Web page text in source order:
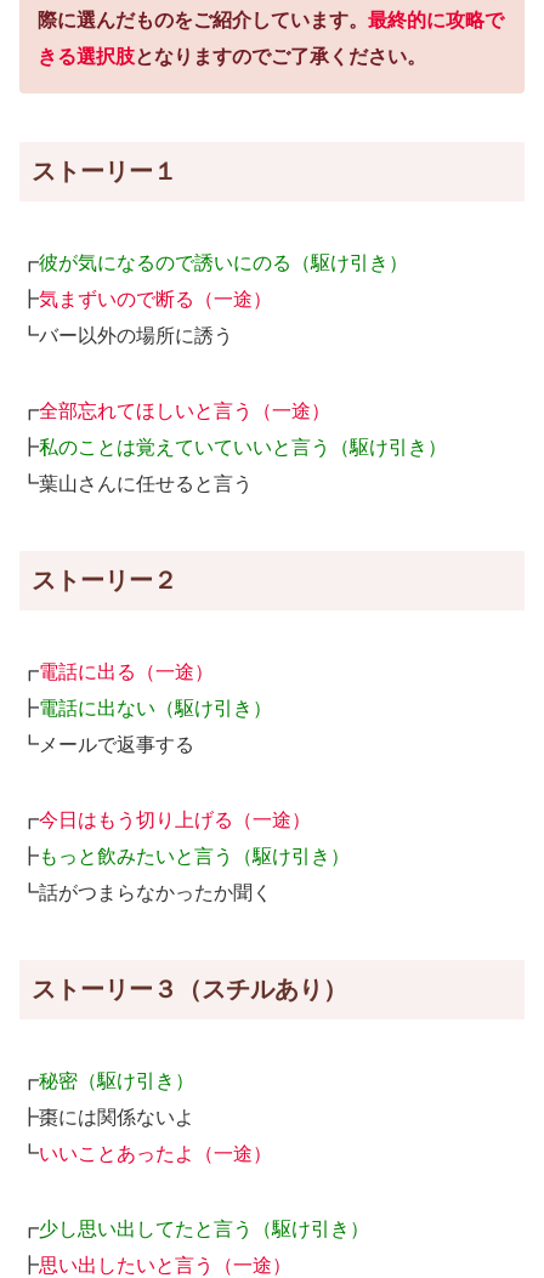
際に選んだものをご紹介しています。 最終的に攻略で
きる選択肢となりますのでご了承ください。
ストーリー１
┏彼が気になるので誘いにのる（駆け引き）
┣気まずいので断る（一途）
┗バー以外の場所に誘う
┏全部忘れてほしいと言う（一途）
┣私のことは覚えていていいと言う（駆け引き）
┗葉山さんに任せると言う
ストーリー２
┏電話に出る（一途）
┣電話に出ない（駆け引き）
┗メールで返事する
┏今日はもう切り上げる（一途）
┣もっと飲みたいと言う（駆け引き）
┗話がつまらなかったか聞く
ストーリー３（スチルあり）
┏秘密（駆け引き）
┣棗には関係ないよ
┗いいことあったよ（一途）
┏少し思い出してたと言う（駆け引き）
┣思い出したいと言う（一途）